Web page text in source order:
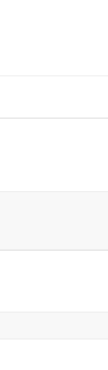
집에서 사는